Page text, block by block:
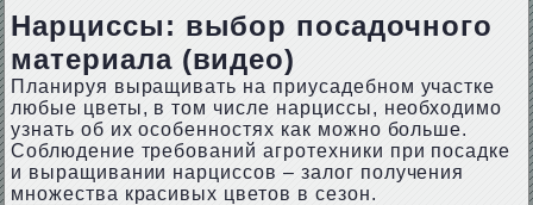
Нарциссы: выбор посадочного
материала (видео)
Планируя выращивать на приусадебном участке
любые цветы, в том числе нарциссы, необходимо
узнать об их особенностях как можно больше.
Соблюдение требований агротехники при посадке
и выращивании нарциссов – залог получения
множества красивых цветов в сезон.